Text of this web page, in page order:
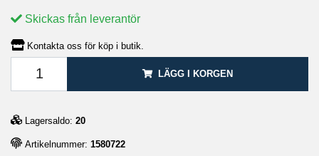
Skickas från leverantör
Kontakta oss för köp i butik.
LÄGG I KORGEN
Lagersaldo: 20
Artikelnummer: 1580722